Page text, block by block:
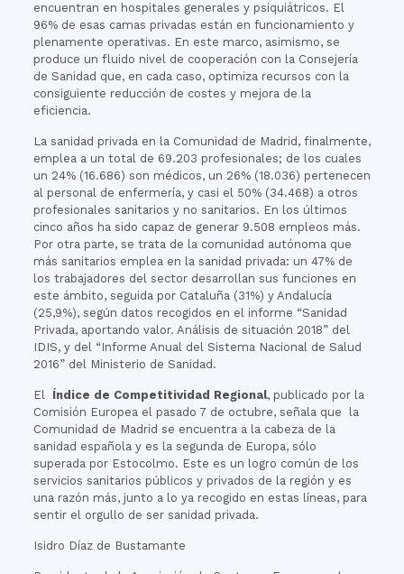
encuentran en hospitales generales y psiquiátricos. El
96% de esas camas privadas están en funcionamiento y
plenamente operativas. En este marco, asimismo, se
produce un fluido nivel de cooperación con la Consejería
de Sanidad que, en cada caso, optimiza recursos con la
consiguiente reducción de costes y mejora de la
eficiencia.
La sanidad privada en la Comunidad de Madrid, finalmente,
emplea a un total de 69.203 profesionales; de los cuales
un 24% (16.686) son médicos, un 26% (18.036) pertenecen
al personal de enfermería, y casi el 50% (34.468) a otros
profesionales sanitarios y no sanitarios. En los últimos
cinco años ha sido capaz de generar 9.508 empleos más.
Por otra parte, se trata de la comunidad autónoma que
más sanitarios emplea en la sanidad privada: un 47% de
los trabajadores del sector desarrollan sus funciones en
este ámbito, seguida por Cataluña (31%) y Andalucía
(25,9%), según datos recogidos en el informe “Sanidad
Privada, aportando valor. Análisis de situación 2018” del
IDIS, y del “Informe Anual del Sistema Nacional de Salud
2016” del Ministerio de Sanidad.
El Índice de Competitividad Regional, publicado por la
Comisión Europea el pasado 7 de octubre, señala que la
Comunidad de Madrid se encuentra a la cabeza de la
sanidad española y es la segunda de Europa, sólo
superada por Estocolmo. Este es un logro común de los
servicios sanitarios públicos y privados de la región y es
una razón más, junto a lo ya recogido en estas líneas, para
sentir el orgullo de ser sanidad privada.
Isidro Díaz de Bustamante